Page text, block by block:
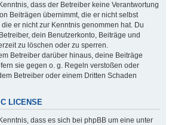
dass der Betreiber keine Verantwortung
Beiträgen übernimmt, die er nicht selbst
er nicht zur Kenntnis genommen hat. Du
dein Benutzerkonto, Beiträge und
zu löschen oder zu sperren.
Betreiber darüber hinaus, deine Beiträge
sie gegen o. g. Regeln verstoßen oder
Betreiber oder einem Dritten Schaden
LICENSE
dass es sich bei phpBB um eine unter